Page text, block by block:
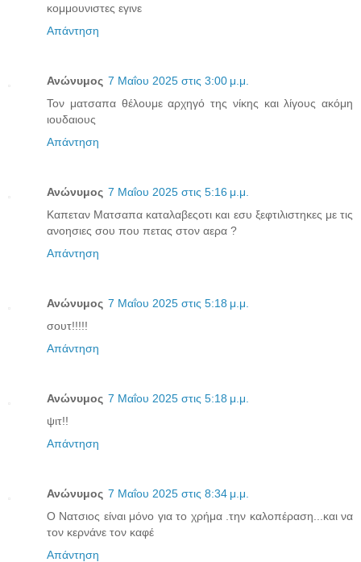
κομμουνιστες εγινε
Απάντηση
Ανώνυμος 7 Μαΐου 2025 στις 3:00 μ.μ.
Τον ματσαπα θέλουμε αρχηγό της νίκης και λίγους ακόμη
ιουδαιους
Απάντηση
Ανώνυμος 7 Μαΐου 2025 στις 5:16 μ.μ.
Καπεταν Ματσαπα καταλαβεςοτι και εσυ ξεφτιλιστηκες με τις
ανοησιες σου που πετας στον αερα ?
Απάντηση
Ανώνυμος 7 Μαΐου 2025 στις 5:18 μ.μ.
σουτ!!!!!
Απάντηση
Ανώνυμος 7 Μαΐου 2025 στις 5:18 μ.μ.
ψιτ!!
Απάντηση
Ανώνυμος 7 Μαΐου 2025 στις 8:34 μ.μ.
Ο Νατσιος είναι μόνο για το χρήμα .την καλοπέραση...και να
τον κερνάνε τον καφέ
Απάντηση